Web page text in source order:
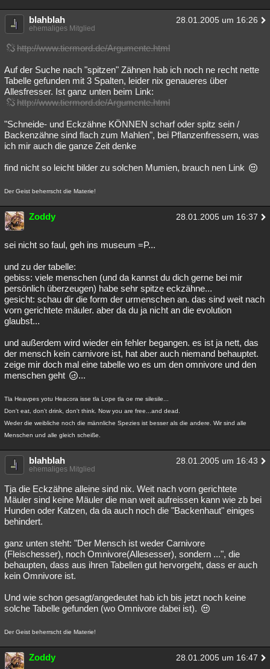
blahblah 28.01.2005 um 16:26
ehemaliges Mitglied
http://www.tiermord.de/Argumente.html
Auf der Suche nach "spitzen" Zähnen hab ich noch ne recht nette
Tabelle gefunden mit 3 Spalten, leider nix genaueres über
Allesfresser. Ist ganz unten beim Link:
http://www.tiermord.de/Argumente.html
"Schneide- und Eckzähne KÖNNEN scharf oder spitz sein /
Backenzähne sind flach zum Mahlen", bei Pflanzenfressern, was
ich mir auch die ganze Zeit denke
find nicht so leicht bilder zu solchen Mumien, brauch nen Link
Der Geist beherrscht die Materie!
Zoddy 28.01.2005 um 16:37
sei nicht so faul, geh ins museum =P...
und zu der tabelle:
gebiss: viele menschen (und da kannst du dich gerne bei mir
persönlich überzeugen) habe sehr spitze eckzähne...
gesicht: schau dir die form der urmenschen an. das sind weit nach
vorn gerichtete mäuler. aber da du ja nicht an die evolution
glaubst...
und außerdem wird wieder ein fehler begangen. es ist ja nett, das
der mensch kein carnivore ist, hat aber auch niemand behauptet.
zeige mir doch mal eine tabelle wo es um den omnivore und den
menschen geht
...
Tla Heavpes yotu Heacora isse tla Lope tla oe me silesile...
Don't eat, don't drink, don't think. Now you are free...and dead.
Weder die weibliche noch die männliche Spezies ist besser als die andere. Wir sind alle
Menschen und alle gleich scheiße.
blahblah 28.01.2005 um 16:43
ehemaliges Mitglied
Tja die Eckzähne alleine sind nix. Weit nach vorn gerichtete
Mäuler sind keine Mäuler die man weit aufreissen kann wie zb bei
Hunden oder Katzen, da da auch noch die "Backenhaut" einiges
behindert.
ganz unten steht: "Der Mensch ist weder Carnivore
(Fleischesser), noch Omnivore(Allesesser), sondern ...", die
behaupten, dass aus ihren Tabellen gut hervorgeht, dass er auch
kein Omnivore ist.
Und wie schon gesagt/angedeutet hab ich bis jetzt noch keine
solche Tabelle gefunden (wo Omnivore dabei ist).
Der Geist beherrscht die Materie!
Zoddy 28.01.2005 um 16:47